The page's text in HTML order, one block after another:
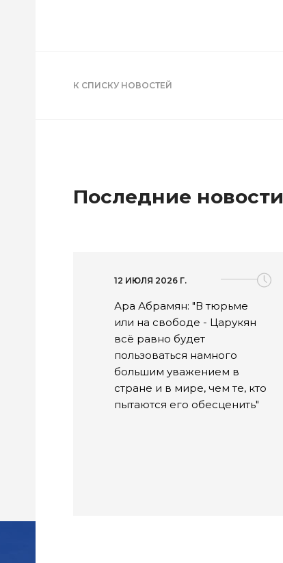
К СПИСКУ НОВОСТЕЙ
Последние новости
12 ИЮЛЯ 2026 Г.
Ара Абрамян: "В тюрьме
или на свободе - Царукян
всё равно будет
пользоваться намного
большим уважением в
стране и в мире, чем те, кто
пытаются его обесценить"